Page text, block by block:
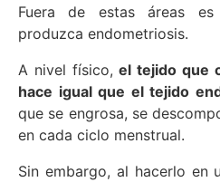
Fuera de estas áreas
produzca endometriosis.
A nivel físico,el tejido que
hace igual que el tejido
que se engrosa, se
en cada ciclo menstrual.
Sin embargo, al hacerlo en